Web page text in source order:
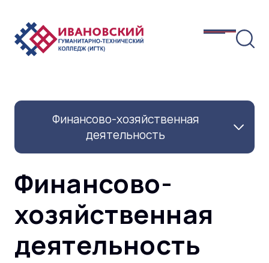
Финансово-хозяйственная
деятельность
Финансово-
хозяйственная
деятельность